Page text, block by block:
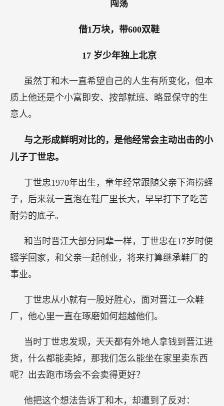
闯荡
借1万块，带600双鞋
17 岁少年独上北京
虽然丁和木一直希望自己的人生有所变化，但本
质上他还是个小富即安、按部就班、略显保守的生
意人。
与之形成鲜明对比的，是他经常会主动出击的小
儿子丁世忠。
丁世忠1970年出生，童年经常跟随父亲下海捞蛏
子，后来就一直泡在鞋厂里长大，早早打下了吃苦
耐劳的底子。
和当时晋江大部分同辈一样，丁世忠在17岁时便
辍学回家，和父亲一起创业，将来打算继承鞋厂的
事业。
丁世忠从小就有一股好胜心，面对晋江一众鞋
厂，他心里一直在琢磨如何超越他们。
当时丁世忠发现，天天都有外地人拿钱到晋江进
货，什么都能卖掉，那我们怎么能坐在家里卖东西
呢？出去跑市场会不会卖得更好？
他把这个想法告诉丁和木，却遭到了反对：